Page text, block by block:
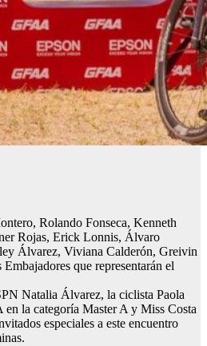
Rolando Fonseca, Kenneth
Rojas, Erick Lonnis, Álvaro
Álvarez, Viviana Calderón, Greivin
que representarán el
Natalia Álvarez, la ciclista Paola
la categoría Master A y Miss Costa
especiales a este encuentro